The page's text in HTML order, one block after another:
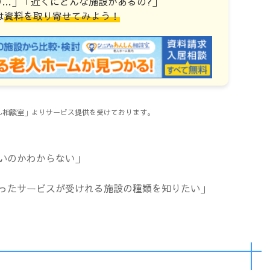
資料を取り寄せてみよう！
談室」よりサービス提供を受けております。
かわからない」
サービスが受けれる施設の種類を知りたい」